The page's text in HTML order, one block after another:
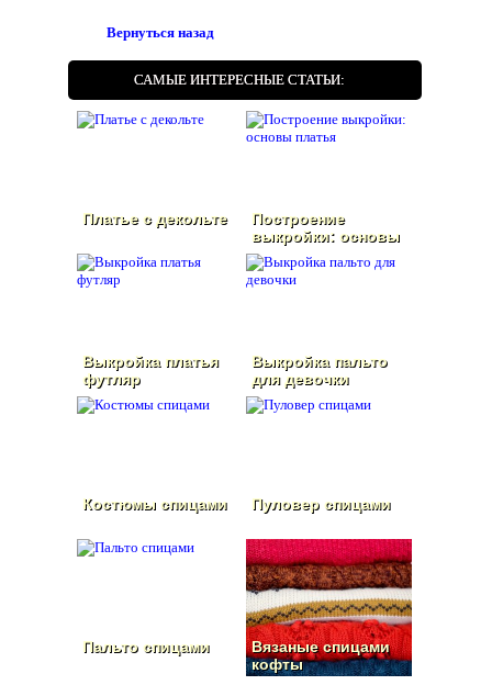
Вернуться назад
САМЫЕ ИНТЕРЕСНЫЕ СТАТЬИ:
Платье с декольте
Построение
выкройки: основы
платья
Выкройка платья
футляр
Выкройка пальто
для девочки
Костюмы спицами Пуловер спицами
Пальто спицами
Вязаные спицами
кофты